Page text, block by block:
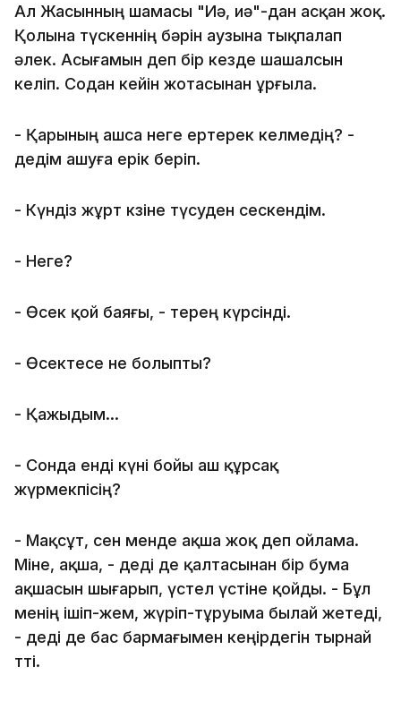
Ал Жасынның шамасы "Иә, иә"-дан асқан жоқ.
Қолына түскеннің бәрін аузына тықпалап
әлек. Асығамын деп бір кезде шашалсын
келіп. Содан кейін жотасынан ұрғыла.
- Қарының ашса неге ертерек келмедің? -
дедім ашуға ерік беріп.
- Күндіз жұрт көзіне түсуден сескендім.
- Неге?
- Өсек қой баяғы, - терең күрсінді.
- Өсектесе не болыпты?
- Қажыдым...
- Сонда енді күні бойы аш құрсақ
жүрмекпісің?
- Мақсұт, сен менде ақша жоқ деп ойлама.
Міне, ақша, - деді де қалтасынан бір бума
ақшасын шығарып, үстел үстіне қойды. - Бұл
менің ішіп-жем, жүріп-тұруыма былай жетеді,
- деді де бас бармағымен кеңірдегін тырнай
өтті.